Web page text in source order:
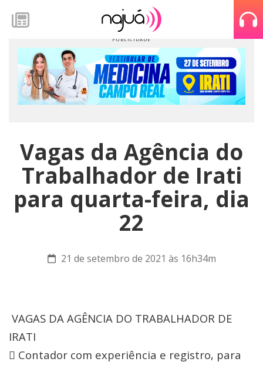
Vagas da Agência do
Trabalhador de Irati
para quarta-feira, dia
22
21 de setembro de 2021 às 16h34m
VAGAS DA AGÊNCIA DO TRABALHADOR DE
IRATI
 Contador com experiência e registro, para